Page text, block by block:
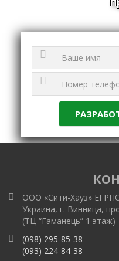
ООО «Сити-Хауз»
Украина, г. Винница,
(ТЦ “Гаманець” 1 этаж)
(098) 295-85-38
(093) 224-84-38